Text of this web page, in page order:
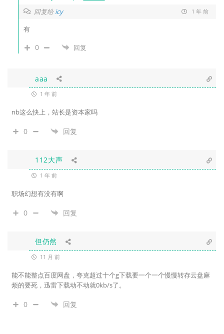
回复给icy 1 年 前
有
0 回复
aaa
1 年 前
nb这么快上，站长是资本家吗
0 回复
112大声
1 年 前
职场幻想有没有啊
0 回复
但仍然
11 月 前
能不能整点百度网盘，夸克超过十个g下载要一个一个慢慢转存云盘麻
烦的要死，迅雷下载动不动就0kb/s了。
0 回复